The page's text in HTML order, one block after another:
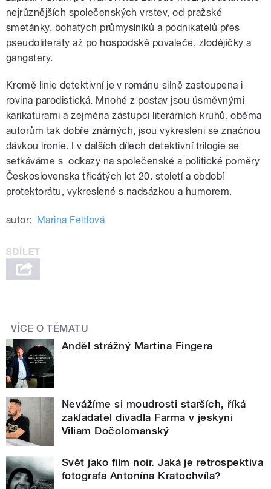
nejrůznějších společenských vrstev, od pražské
smetánky, bohatých průmyslníků a podnikatelů přes
pseudoliteráty až po hospodské povaleče, zlodějíčky a
gangstery.
Kromě linie detektivní je v románu silně zastoupena i
rovina parodistická. Mnohé z postav jsou úsměvnými
karikaturami a zejména zástupci literárních kruhů, oběma
autorům tak dobře známých, jsou vykresleni se značnou
dávkou ironie. I v dalších dílech detektivní trilogie se
setkáváme s odkazy na společenské a politické poměry
Československa třicátých let 20. století a období
protektorátu, vykreslené s nadsázkou a humorem.
autor: Marina Feltlová
VÍCE O TÉMATU
Anděl strážný Martina Fingera
Nevážíme si moudrosti starších, říká
zakladatel divadla Farma v jeskyni
Viliam Dočolomanský
Svět jako film noir. Jaká je retrospektiva
fotografa Antonína Kratochvíla?